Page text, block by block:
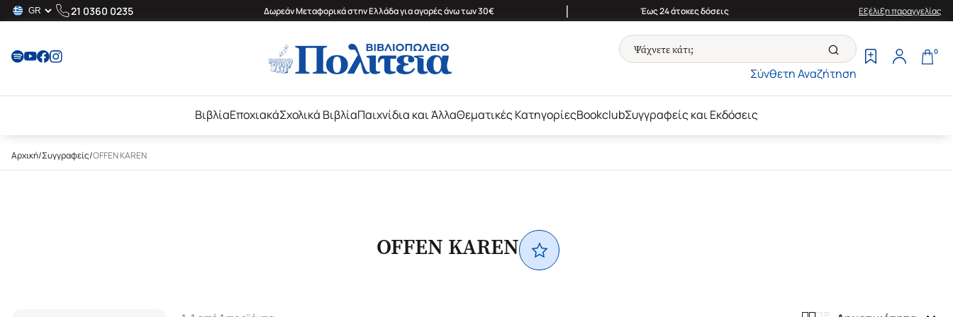
21 0360 0235 Δωρεάν Μεταφορικά στην Ελλάδα για αγορές άνω των 30€ | Έως 24 άτοκες δόσεις Εξέλιξη παραγγελίας
Σύνθετη Αναζήτηση
0
ΒιβλίαΕποχιακάΣχολικά ΒιβλίαΠαιχνίδια και ΆλλαΘεματικές ΚατηγορίεςBookclubΣυγγραφείς και Εκδόσεις
Αρχική/Συγγραφείς/OFFEN KAREN
OFFEN KAREN